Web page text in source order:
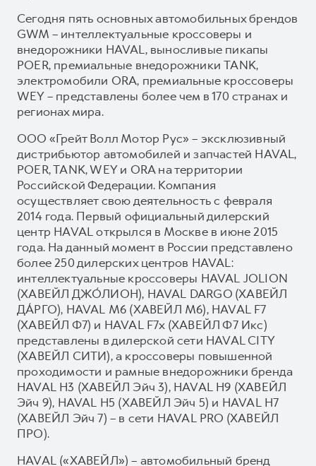
Сегодня пять основных автомобильных брендов
GWM – интеллектуальные кроссоверы и
внедорожники HAVAL, выносливые пикапы
POER, премиальные внедорожники TANK,
электромобили ORA, премиальные кроссоверы
WEY – представлены более чем в 170 странах и
регионах мира.
ООО «Грейт Волл Мотор Рус» – эксклюзивный
дистрибьютор автомобилей и запчастей HAVAL,
POER, TANK, WEY и ORA на территории
Российской Федерации. Компания
осуществляет свою деятельность с февраля
2014 года. Первый официальный дилерский
центр HAVAL открылся в Москве в июне 2015
года. На данный момент в России представлено
более 250 дилерских центров HAVAL:
интеллектуальные кроссоверы HAVAL JOLION
(ХАВЕЙЛ ДЖО́ЛИОН), HAVAL DARGO (ХАВЕЙЛ
ДА́РГО), HAVAL М6 (ХАВЕЙЛ M6), HAVAL F7
(ХАВЕЙЛ Ф7) и HAVAL F7x (ХАВЕЙЛ Ф7 Икс)
представлены в дилерской сети HAVAL CITY
(ХАВЕЙЛ СИТИ), а кроссоверы повышенной
проходимости и рамные внедорожники бренда
HAVAL H3 (ХАВЕЙЛ Эйч 3), HAVAL H9 (ХАВЕЙЛ
Эйч 9), HAVAL H5 (ХАВЕЙЛ Эйч 5) и HAVAL H7
(ХАВЕЙЛ Эйч 7) – в сети HAVAL PRO (ХАВЕЙЛ
ПРО).
HAVAL («ХАВЕЙЛ») – автомобильный бренд